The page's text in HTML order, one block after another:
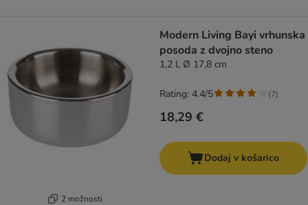
2 možnosti
Modern Living Bayi vrhunska
posoda z dvojno steno
1,2 l, Ø 17,8 cm
18,29 €
Rating: 4.4/5 (7)
Dodaj v košarico